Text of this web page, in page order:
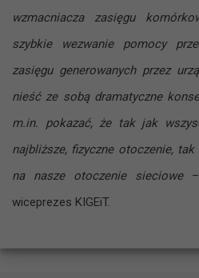
wzmacniacza zasięgu
szybkie wezwanie pomocy
zasięgu generowanych przez
nieść ze sobą dramatyczne
m.in. pokazać, że tak jak
najbliższe, fizyczne otoczenie,
na nasze otoczenie sieciowe–
wiceprezes KIGEiT.